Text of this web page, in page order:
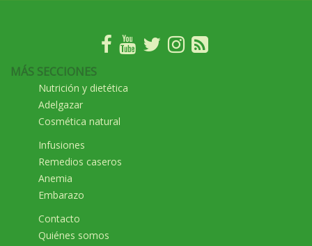
MÁS SECCIONES
Nutrición y dietética
Adelgazar
Cosmética natural
Infusiones
Remedios caseros
Anemia
Embarazo
Contacto
Quiénes somos